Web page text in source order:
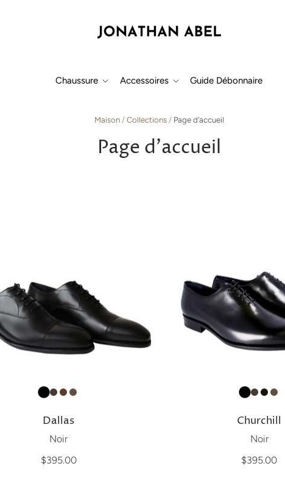
Chaussure Accessoires Guide Débonnaire
Maison / Collections / Page d'accueil
Page d'accueil
Dallas
Noir
$395.00
Churchill
Noir
$395.00